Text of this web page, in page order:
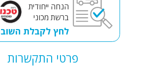
הנחה ייחודית
ברשת מכוני
לחץ לקבלת
פרטי התקשרות